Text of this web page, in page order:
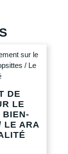
DE
LE
BIEN-
LE ARA